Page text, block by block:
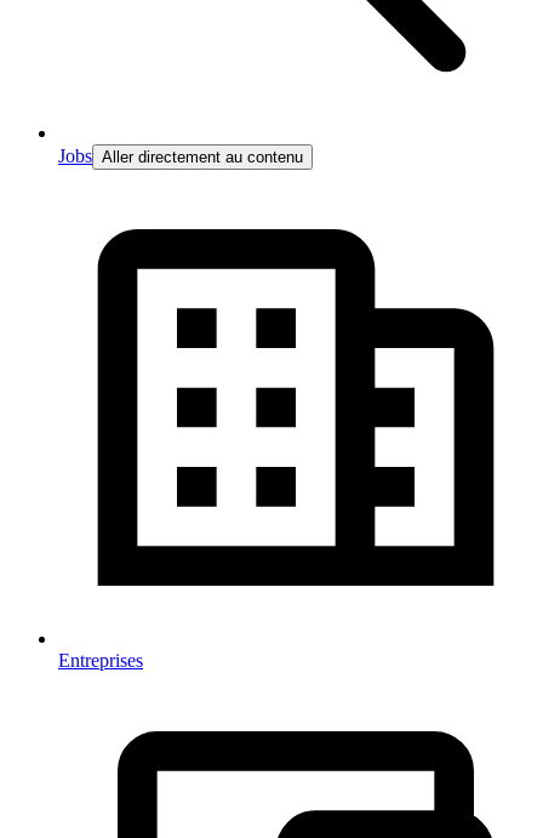
Jobs Aller directement au contenu
Entreprises